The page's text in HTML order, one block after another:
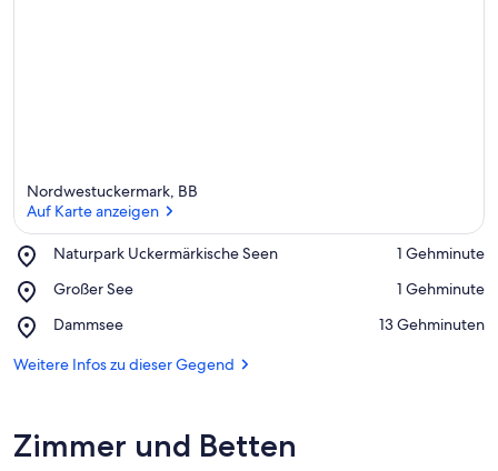
Nordwestuckermark, BB
Auf Karte anzeigen
Naturpark Uckermärkische Seen
Place,
Uckermärkische
‪1 Gehminute‬
Großer See
Place,
See
‪1 Gehminute‬
Dammsee
Place,
‪13 Gehminuten‬
Weitere Infos zu dieser Gegend
Zimmer und Betten